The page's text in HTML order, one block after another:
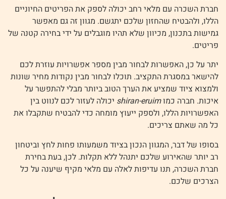
חברת השכרה עם מלאי רחב יכולה לספק את הפריטים החיוניים
הללו, ולהבטיח שהחזון שלכם יתגשם. מגוון זה גם מאפשר
גמישות בתכנון, מכיוון שלא תהיו מוגבלים על ידי בחירה קטנה של
פריטים.
יתר על כן, האפשרות לבחור מבין מספר אפשרויות עוזרת לכם
להישאר במסגרת התקציב. תוכלו לבחור מבין נקודות מחיר שונות
ולמצוא ציוד שמציע את הערך הטוב ביותר מבלי להתפשר על
איכות. חברה כמוshiran-eruim יכולה לעזור לכם לנווט בין
האפשרויות הללו, ולספק ייעוץ מומחה כדי להבטיח שתקבלו את
כל מה שאתם צריכים.
בסופו של דבר, המגוון הנכון בציוד משמעותו פחות לחץ וביטחון
רב יותר שהאירוע שלכם יתנהל ללא תקלות. לכן, בעת בחירת
חברת השכרה, תנו עדיפות לאלה עם מלאי מקיף שיענה על כל
הצרכים שלכם.